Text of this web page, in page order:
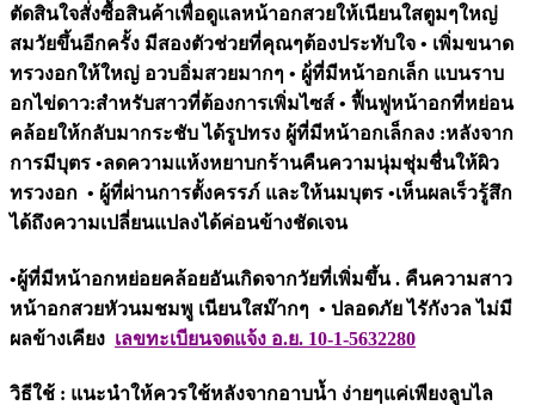
ตัดสินใจสั่งซื้อสินค้าเพื่อดูแลหน้าอกสวยให้เนียนใสตูมๆใหญ่
สมวัยขึ้นอีกครั้ง มีสองตัวช่วยที่คุณๆต้องประทับใจ • เพิ่มขนาด
ทรวงอกให้ใหญ่ อวบอิ่มสวยมากๆ • ผู้่ที่มีหน้าอกเล็ก แบนราบ
อกไข่ดาว:สำหรับสาวที่ต้องการเพิ่มไซส์ • ฟื้นฟูหน้าอกที่หย่อน
คล้อยให้กลับมากระชับ ได้รูปทรง ผู้ที่มีหน้าอกเล็กลง :หลังจาก
การมีบุตร •ลดความแห้งหยาบกร้านคืนความนุ่มชุ่มชื่นให้ผิว
ทรวงอก • ผู้ที่ผ่านการตั้งครรภ์ และให้นมบุตร •เห็นผลเร็วรู้สึก
ได้ถึงความเปลี่ยนแปลงได้ค่อนข้างชัดเจน
•ผู้ที่มีหน้าอกหย่อยคล้อยอันเกิดจากวัยที่เพิ่มขึ้น . คืนความสาว
หน้าอกสวยหัวนมชมพู เนียนใสม๊ากๆ • ปลอดภัย ไรักังวล ไม่มี
ผลข้างเคียง เลขทะเบียนจดแจ้ง อ.ย. 10-1-5632280
วิธีใช้ : แนะนำให้ควรใช้หลังจากอาบน้ำ ง่ายๆแค่เพียงลูบไล